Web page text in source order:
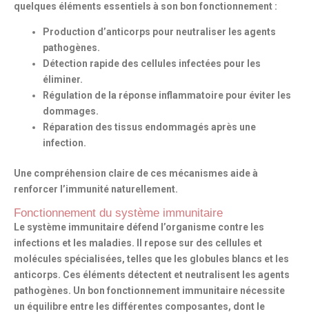
quelques éléments essentiels à son bon fonctionnement :
Production d’anticorps pour neutraliser les agents
pathogènes.
Détection rapide des cellules infectées pour les
éliminer.
Régulation de la réponse inflammatoire pour éviter les
dommages.
Réparation des tissus endommagés après une
infection.
Une compréhension claire de ces mécanismes aide à
renforcer l’immunité naturellement.
Fonctionnement du système immunitaire
Le système immunitaire défend l’organisme contre les
infections et les maladies. Il repose sur des cellules et
molécules spécialisées, telles que les globules blancs et les
anticorps. Ces éléments détectent et neutralisent les agents
pathogènes. Un bon fonctionnement immunitaire nécessite
un équilibre entre les différentes composantes, dont le